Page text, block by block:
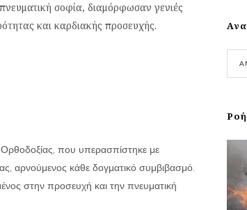
σοφία, διαμόρφωσαν γενιές
και καρδιακής προσευχής.
που υπερασπίστηκε με
αρνούμενος κάθε δογματικό συμβιβασμό.
στην προσευχή και την πνευματική